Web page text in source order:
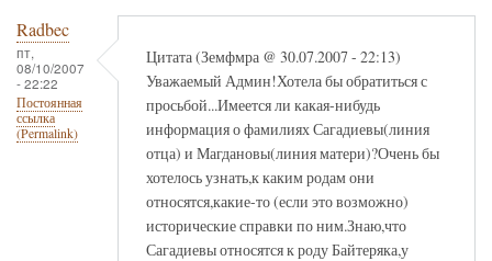
Radbec
пт,
08/10/2007
- 22:22
Постоянная
ссылка
(Permalink)
Цитата (Земфмра @ 30.07.2007 - 22:13)
Уважаемый Админ!Хотела бы обратиться с
просьбой...Имеется ли какая-нибудь
информация о фамилиях Сагадиевы(линия
отца) и Магдановы(линия матери)?Очень бы
хотелось узнать,к каким родам они
относятся,какие-то (если это возможно)
исторические справки по ним.Знаю,что
Сагадиевы относятся к роду Байтеряка,у